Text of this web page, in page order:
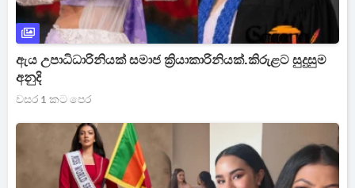
ඇය උපාධිධාරිනියක් සමාජ ක්‍රියාකාරිනියක්.කිරුළට සුදුසුම
අනුදි
වසර 1 කට පෙර